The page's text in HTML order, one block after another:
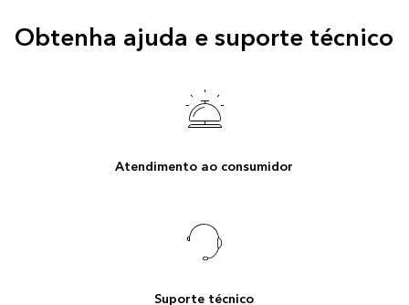
Obtenha ajuda e suporte técnico
Atendimento ao consumidor
Suporte técnico